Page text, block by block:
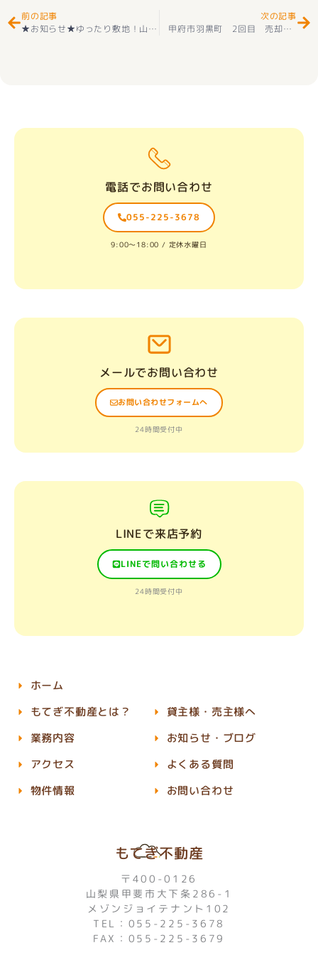
前の記事
★お知らせ★ゆったり敷地！山梨市小原西 住宅用地 お好きなハウスメーカーにて建築可能
次の記事
甲府市羽黒町 2回目 売却相談 ありがとうございました(^^♪
電話でお問い合わせ
055-225-3678
9:00〜18:00 / 定休水曜日
メールでお問い合わせ
お問い合わせフォームへ
24時間受付中
LINEで来店予約
LINEで問い合わせる
24時間受付中
もてぎ不動産
〒400-0126
山梨県甲斐市大下条286-1
メゾンジョイテナント102
TEL：055-225-3678
FAX：055-225-3679
ホーム
もてぎ不動産とは？
業務内容
アクセス
物件情報
貸主様・売主様へ
お知らせ・ブログ
よくある質問
お問い合わせ